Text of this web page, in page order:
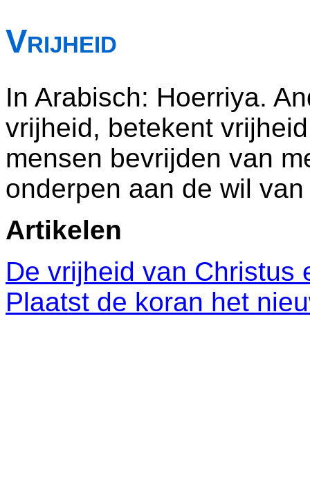
Vrijheid
In Arabisch: Hoerriya.
vrijheid, betekent
mensen bevrijden van
onderpen aan de wil
Artikelen
De vrijheid van Christus
Plaatst de koran het